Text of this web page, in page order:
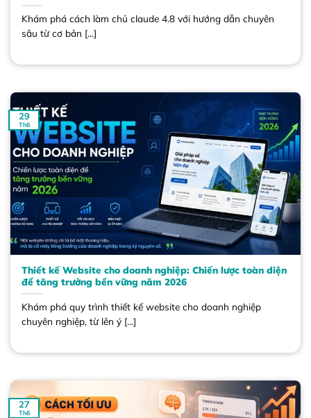
Khám phá cách làm chủ claude 4.8 với hướng dẫn chuyên
sâu từ cơ bản [...]
Thiết kế Website cho doanh nghiệp: Chiến lược toàn diện
để tăng trưởng bền vững năm 2026
Khám phá quy trình thiết kế website cho doanh nghiệp
chuyên nghiệp, từ lên ý [...]
29
Th6
27
Th6